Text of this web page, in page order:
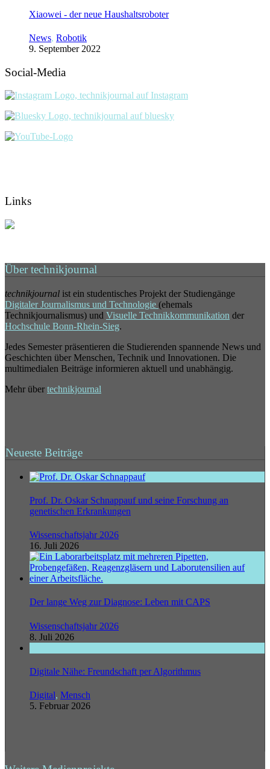
Xiaowei - der neue Haushaltsroboter
News, Robotik
9. September 2022
Social-Media
Links
Über technikjournal
technikjournal ist ein studentisches Projekt der Studiengänge
Digitaler Journalismus und Technologie (ehemals
Technikjournalismus) und Visuelle Technikkommunikation der
Hochschule Bonn-Rhein-Sieg.
Jedes Semester präsentieren die Studierenden spannende News und
Geschichten über Menschen, Technik und Innovationen. Die
multimedialen Beiträge informieren aktuell und unabhängig.
Mehr über technikjournal
Neueste Beiträge
Prof. Dr. Oskar Schnappauf und seine Forschung an
genetischen Erkrankungen
Wissenschaftsjahr 2026
16. Juli 2026
Der lange Weg zur Diagnose: Leben mit CAPS
Wissenschaftsjahr 2026
8. Juli 2026
Digitale Nähe: Freundschaft per Algorithmus
Digital, Mensch
5. Februar 2026